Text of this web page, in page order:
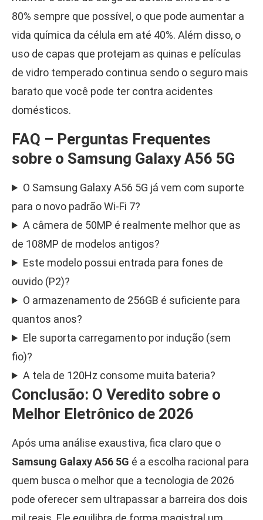
80% sempre que possível, o que pode aumentar a
vida química da célula em até 40%. Além disso, o
uso de capas que protejam as quinas e películas
de vidro temperado continua sendo o seguro mais
barato que você pode ter contra acidentes
domésticos.
FAQ – Perguntas Frequentes
sobre o Samsung Galaxy A56 5G
O Samsung Galaxy A56 5G já vem com suporte
para o novo padrão Wi-Fi 7?
A câmera de 50MP é realmente melhor que as
de 108MP de modelos antigos?
Este modelo possui entrada para fones de
ouvido (P2)?
O armazenamento de 256GB é suficiente para
quantos anos?
Ele suporta carregamento por indução (sem
fio)?
A tela de 120Hz consome muita bateria?
Conclusão: O Veredito sobre o
Melhor Eletrônico de 2026
Após uma análise exaustiva, fica claro que o
Samsung Galaxy A56 5G é a escolha racional para
quem busca o melhor que a tecnologia de 2026
pode oferecer sem ultrapassar a barreira dos dois